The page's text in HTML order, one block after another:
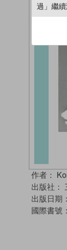
作者：
出版社：
出版日期：
國際書號：
過」繼續